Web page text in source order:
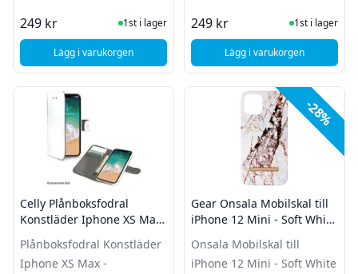
249 kr I Lager
1st i lager
Lägg i varukorgen , Gear Onsala Plånboksväska för iPhone 12 Mini -
249 kr I Lager
1st i lager
Lägg i varukorgen
Celly Plånboksfodral
Konstläder Iphone XS Max
- Kampanjpris!
Plånboksfodral Konstläder
Iphone XS Max -
-28%
Gear Onsala Mobilskal till
iPhone 12 Mini - Soft White
Onsala Mobilskal till
iPhone 12 Mini - Soft White